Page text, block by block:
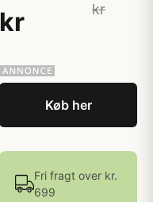
kr
kr
Køb her
Fri fragt over kr.
699